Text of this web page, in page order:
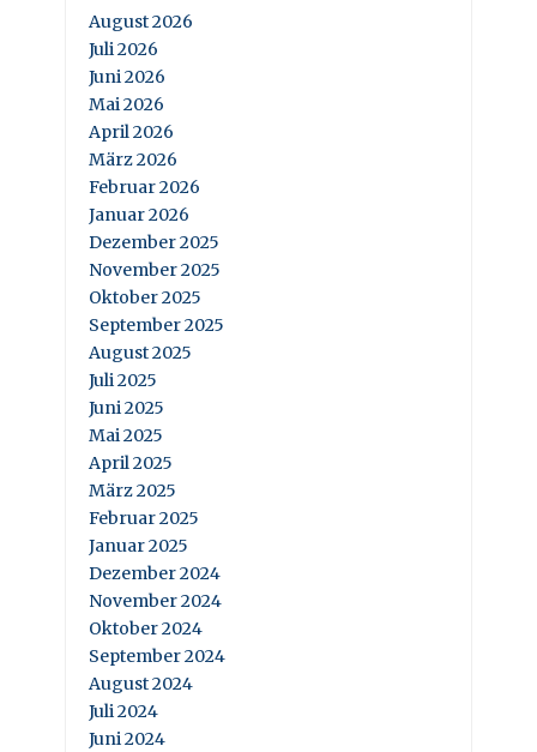
August 2026
Juli 2026
Juni 2026
Mai 2026
April 2026
März 2026
Februar 2026
Januar 2026
Dezember 2025
November 2025
Oktober 2025
September 2025
August 2025
Juli 2025
Juni 2025
Mai 2025
April 2025
März 2025
Februar 2025
Januar 2025
Dezember 2024
November 2024
Oktober 2024
September 2024
August 2024
Juli 2024
Juni 2024